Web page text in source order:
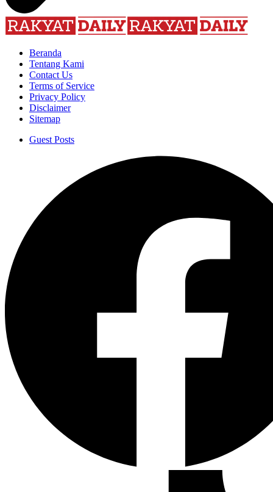
Beranda
Tentang Kami
Contact Us
Terms of Service
Privacy Policy
Disclaimer
Sitemap
Guest Posts